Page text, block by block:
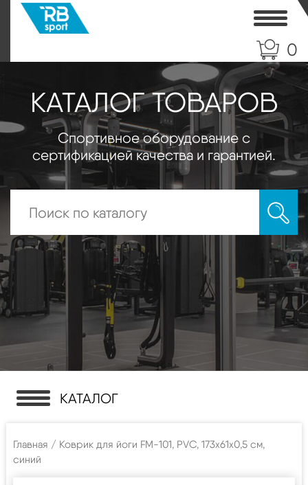
0
КАТАЛОГ ТОВАРОВ
Спортивное оборудование с
сертификацией качества и гарантией.
КАТАЛОГ
Главная / Коврик для йоги FM-101, PVC, 173x61x0,5 см,
синий